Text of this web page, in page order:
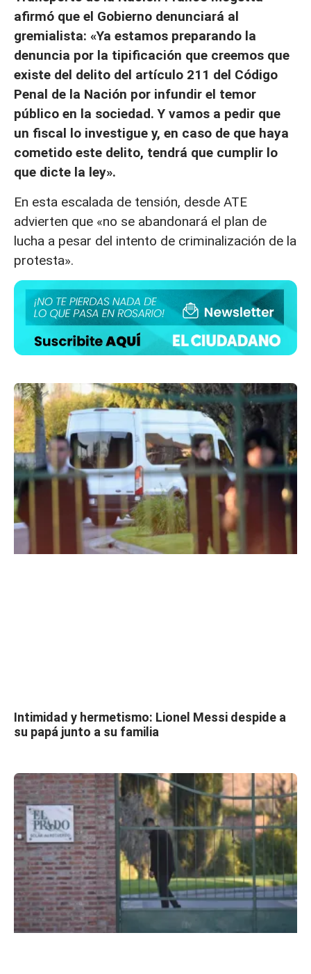
afirmó que el Gobierno denunciará al
gremialista: «Ya estamos preparando la
denuncia por la tipificación que creemos que
existe del delito del artículo 211 del Código
Penal de la Nación por infundir el temor
público en la sociedad. Y vamos a pedir que
un fiscal lo investigue y, en caso de que haya
cometido este delito, tendrá que cumplir lo
que dicte la ley».
En esta escalada de tensión, desde ATE
advierten que «no se abandonará el plan de
lucha a pesar del intento de criminalización de la
protesta».
Intimidad y hermetismo: Lionel Messi despide a
su papá junto a su familia